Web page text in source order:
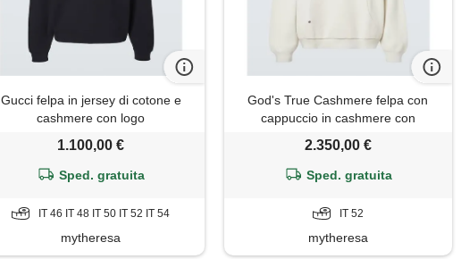
Gucci felpa in jersey di cotone e
cashmere con logo
1.100,00 €
Sped. gratuita
IT 46 IT 48 IT 50 IT 52 IT 54
mytheresa
God's True Cashmere felpa con
cappuccio in cashmere con
ametista
2.350,00 €
Sped. gratuita
IT 52
mytheresa